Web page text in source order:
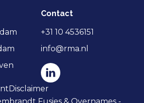
Contact
+31 10 4536151
info@rma.nl
Disclaimer
Fusies & Overnames -